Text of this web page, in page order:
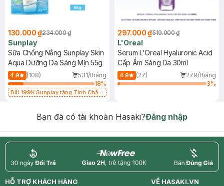
130.000 ₫234.000 ₫
Sunplay
Sữa Chống Nắng Sunplay Skin
Aqua Dưỡng Da Sáng Mịn 55g
4.9 (108)
531/tháng
18%
Bill 199K Sunplay tặng Tinh Chất
297.000 ₫519.000 ₫
L'Oreal
Serum L'Oreal Hyaluronic Acid
Cấp Ẩm Sáng Da 30ml
4.9 (27)
279/tháng
3%
Bạn đã có tài khoản Hasaki?Đăng nhập
return nowfree price
HỖ TRỢ KHÁCH HÀNG
VỀ HASAKI.VN